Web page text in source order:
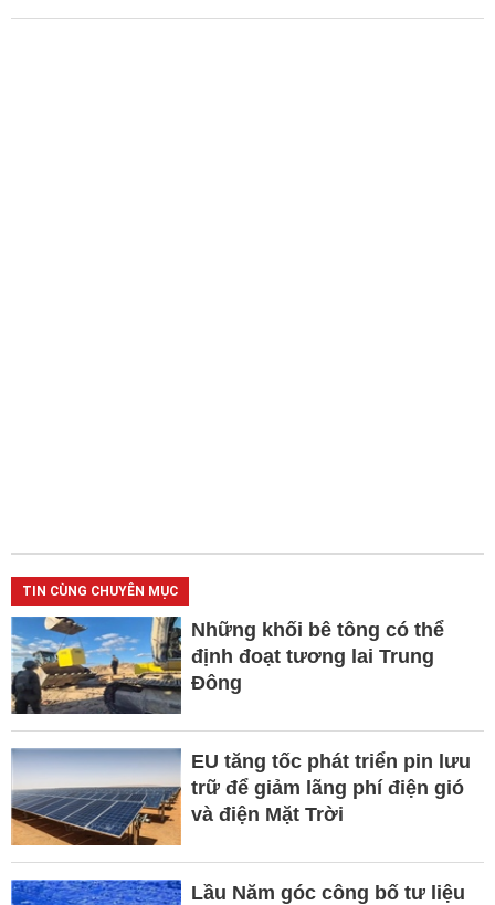
TIN CÙNG CHUYÊN MỤC
Những khối bê tông có thể
định đoạt tương lai Trung
Đông
EU tăng tốc phát triển pin lưu
trữ để giảm lãng phí điện gió
và điện Mặt Trời
Lầu Năm góc công bố tư liệu